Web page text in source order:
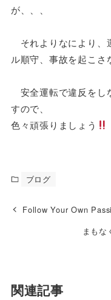
が、、、
それよりなにより、
ル順守、事故を起こさ
安全運転で違反をし
すので、
色々頑張りましょう
ブログ
Follow Your Own
まもな
関連記事